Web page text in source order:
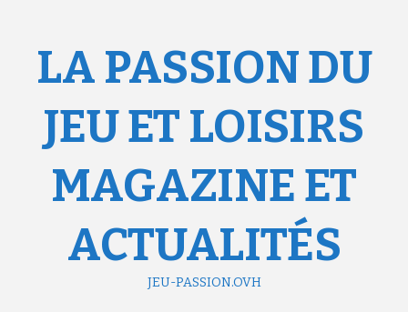
LA PASSION DU
JEU ET LOISIRS
MAGAZINE ET
ACTUALITÉS
JEU-PASSION.OVH